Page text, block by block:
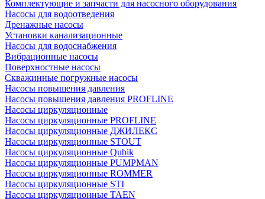
Комплектующие и запчасти для насосного оборудования
Насосы для водоотведения
Дренажные насосы
Установки канализационные
Насосы для водоснабжения
Вибрационные насосы
Поверхностные насосы
Скважинные погружные насосы
Насосы повышения давления
Насосы повышения давления PROFLINE
Насосы циркуляционные
Насосы циркуляционные PROFLINE
Насосы циркуляционные ДЖИЛЕКС
Насосы циркуляционные STOUT
Насосы циркуляционные Qubik
Насосы циркуляционные PUMPMAN
Насосы циркуляционные ROMMER
Насосы циркуляционные STI
Насосы циркуляционные TAEN